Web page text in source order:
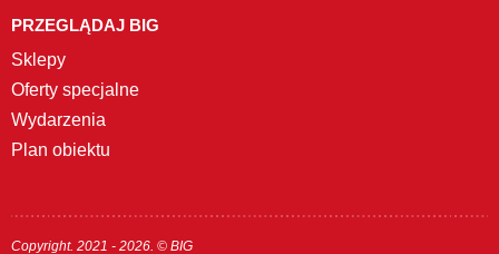
PRZEGLĄDAJ BIG
Sklepy
Oferty specjalne
Wydarzenia
Plan obiektu
Copyright. 2021 - 2026. © BIG